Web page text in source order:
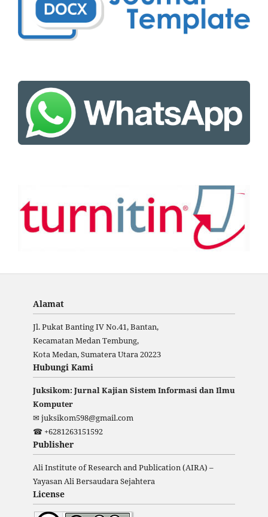
Alamat
Jl. Pukat Banting IV No.41, Bantan,
Kecamatan Medan Tembung,
Kota Medan, Sumatera Utara 20223
Hubungi Kami
Juksikom: Jurnal Kajian Sistem Informasi dan Ilmu
Komputer
✉ juksikom598@gmail.com
☎ +6281263151592
Publisher
Ali Institute of Research and Publication (AIRA) –
Yayasan Ali Bersaudara Sejahtera
License